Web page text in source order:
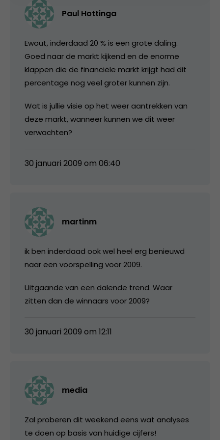
Paul Hottinga
Ewout, inderdaad 20 % is een grote daling.
Goed naar de markt kijkend en de enorme
klappen die de financiële markt krijgt had dit
percentage nog veel groter kunnen zijn.
Wat is jullie visie op het weer aantrekken van
deze markt, wanneer kunnen we dit weer
verwachten?
30 januari 2009 om 06:40
martinm
ik ben inderdaad ook wel heel erg benieuwd
naar een voorspelling voor 2009.
Uitgaande van een dalende trend. Waar
zitten dan de winnaars voor 2009?
30 januari 2009 om 12:11
media
Zal proberen dit weekend eens wat analyses
te doen op basis van huidige cijfers!